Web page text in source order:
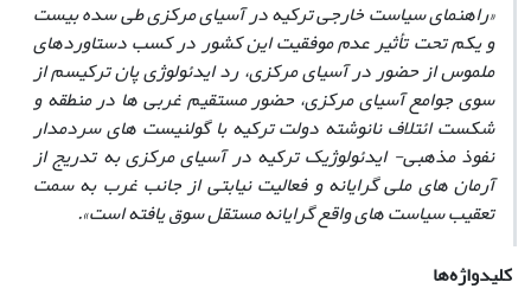
«راهنمای سیاست خارجی ترکیه در آسیای مرکزی طی سده بیست
‏و یکم تحت تأثیر عدم موفقیت این کشور در کسب دستاوردهای
ملموس از حضور در آسیای مرکزی، رد ایدئولوژی پان ‏ترکیسم از
سوی جوامع آسیای مرکزی، حضور مستقیم غربی ‏ها در منطقه و
شکست ائتلاف نانوشته دولت ترکیه با گولنیست ‏های سردمدار
نفوذ مذهبی- ایدئولوژیک ترکیه در آسیای مرکزی به ‏تدریج از
آرمان ‏های ملی ‏گرایانه و فعالیت نیابتی از جانب غرب به ‏سمت
تعقیب سیاست‏ های واقع ‏گرایانه مستقل سوق یافته است».
کلیدواژه‌ها